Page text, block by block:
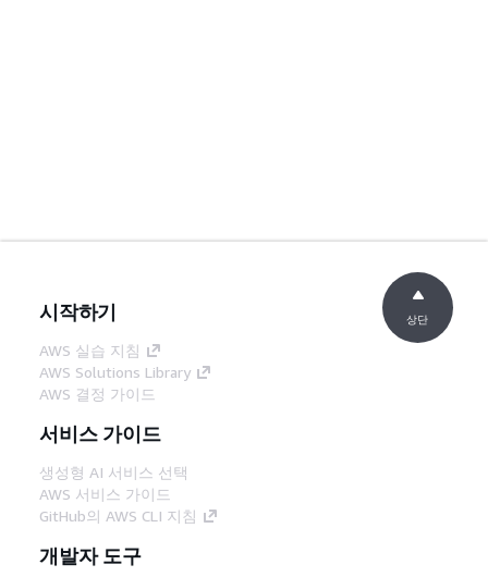
시작하기
AWS 실습 지침
AWS Solutions Library
AWS 결정 가이드
서비스 가이드
생성형 AI 서비스 선택
AWS 서비스 가이드
GitHub의 AWS CLI 지침
개발자 도구
상단